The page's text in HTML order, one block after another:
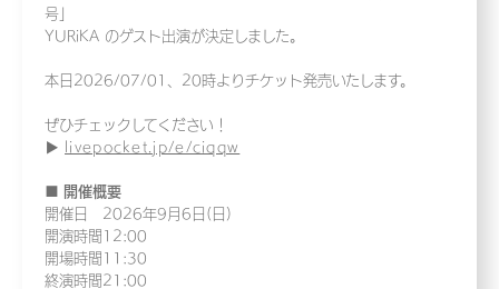
号」
YURiKA のゲスト出演が決定しました。
本日2026/07/01、20時よりチケット発売いたします。
ぜひチェックしてください！
▶️
livepocket.jp/e/ciqqw
■ 開催概要
開催日 2026年9月6日(日)
開演時間12:00
開場時間11:30
終演時間21:00